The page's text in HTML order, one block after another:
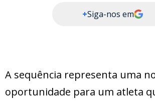
+Siga-nos em
A sequência representa uma
oportunidade para um atleta